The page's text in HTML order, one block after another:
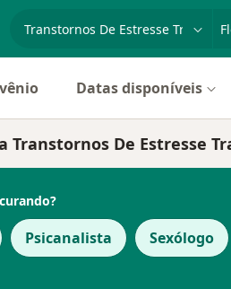
Datas disponíveis
Transtornos De Estresse
Psicanalista Sexólogo